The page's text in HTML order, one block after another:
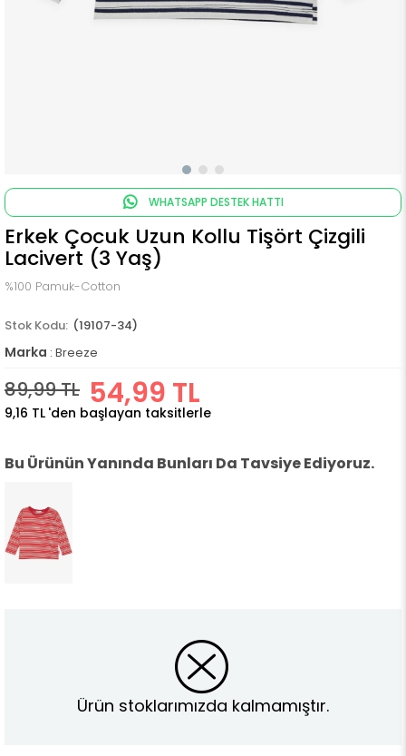
WHATSAPP DESTEK HATTI
Erkek Çocuk Uzun Kollu Tişört Çizgili
Lacivert (3 Yaş)
%100 Pamuk-Cotton
(19107-34)
Marka : Breeze
89,99 TL 54,99 TL
9,16 TL 'den başlayan taksitlerle
Bu Ürünün Yanında Bunları Da Tavsiye Ediyoruz.
Ürün stoklarımızda kalmamıştır.